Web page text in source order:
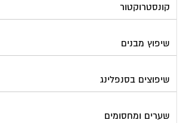
קונסטרוקטור
שיפוץ מבנים
שיפוצים בסנפלינג
שערים ומחסומים